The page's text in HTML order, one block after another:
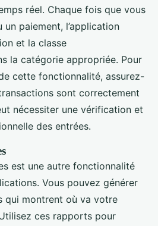
réel. Chaque fois que vous
paiement, l’application
et la classe
la catégorie appropriée. Pour
cette fonctionnalité, assurez-
sont correctement
nécessiter une vérification et
des entrées.
est une autre fonctionnalité
Vous pouvez générer
qui montrent où va votre
ces rapports pour